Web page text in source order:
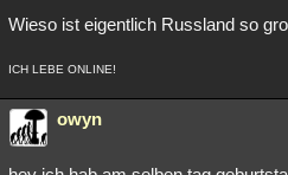
Wieso ist eigentlich Russland so
ICH LEBE ONLINE!
owyn